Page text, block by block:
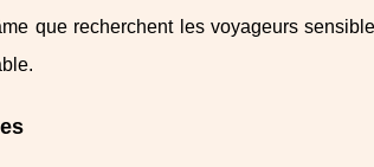
que recherchent les voyageurs